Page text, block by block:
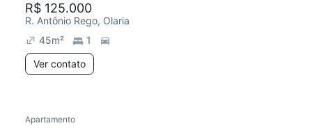
R$ 125.000
R. Antônio Rego, Olaria
45m²
1
Ver contato
Chegou este mês
Apartamento